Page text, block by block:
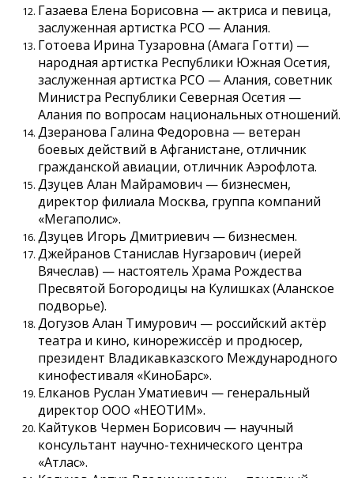
Газаева Елена Борисовна — актриса и певица,
заслуженная артистка РСО — Алания.
Готоева Ирина Тузаровна (Амага Готти) —
народная артистка Республики Южная Осетия,
заслуженная артистка РСО — Алания, советник
Министра Республики Северная Осетия —
Алания по вопросам национальных отношений.
Дзеранова Галина Федоровна — ветеран
боевых действий в Афганистане, отличник
гражданской авиации, отличник Аэрофлота.
Дзуцев Алан Майрамович — бизнесмен,
директор филиала Москва, группа компаний
«Мегаполис».
Дзуцев Игорь Дмитриевич — бизнесмен.
Джейранов Станислав Нугзарович (иерей
Вячеслав) — настоятель Храма Рождества
Пресвятой Богородицы на Кулишках (Аланское
подворье).
Догузов Алан Тимурович — российский актёр
театра и кино, кинорежиссёр и продюсер,
президент Владикавказского Международного
кинофестиваля «КиноБарс».
Елканов Руслан Уматиевич — генеральный
директор ООО «НЕОТИМ».
Кайтуков Чермен Борисович — научный
консультант научно-технического центра
«Атлас».